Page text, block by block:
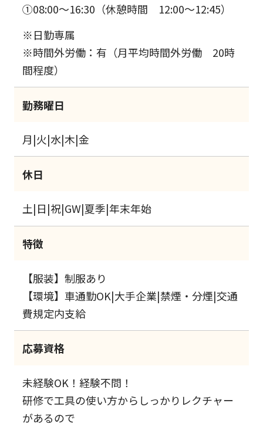
①08:00～16:30（休憩時間 12:00～12:45）
※日勤専属
※時間外労働：有（月平均時間外労働 20時
間程度）
勤務曜日
月|火|水|木|金
休日
土|日|祝|GW|夏季|年末年始
特徴
【服装】制服あり
【環境】車通勤OK|大手企業|禁煙・分煙|交通
費規定内支給
応募資格
未経験OK！経験不問！
研修で工具の使い方からしっかりレクチャー
があるので